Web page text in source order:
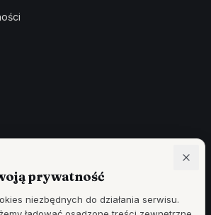
prywatność
niezbędnych do działania serwisu.